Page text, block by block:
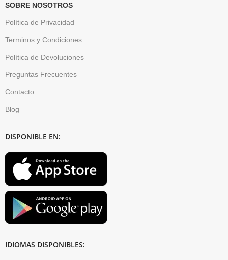
SOBRE NOSOTROS
Política de Privacidad
Terminos y Condiciones
Política de Devoluciones
Preguntas Frecuentes
Contacto
Blog
DISPONIBLE EN:
IDIOMAS DISPONIBLES: